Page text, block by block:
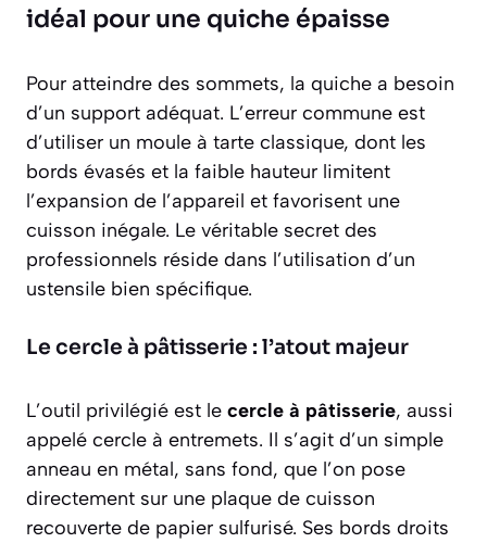
idéal pour une quiche épaisse
Pour atteindre des sommets, la quiche a besoin
d’un support adéquat. L’erreur commune est
d’utiliser un moule à tarte classique, dont les
bords évasés et la faible hauteur limitent
l’expansion de l’appareil et favorisent une
cuisson inégale. Le véritable secret des
professionnels réside dans l’utilisation d’un
ustensile bien spécifique.
Le cercle à pâtisserie : l’atout majeur
L’outil privilégié est le cercle à pâtisserie, aussi
appelé cercle à entremets. Il s’agit d’un simple
anneau en métal, sans fond, que l’on pose
directement sur une plaque de cuisson
recouverte de papier sulfurisé. Ses bords droits